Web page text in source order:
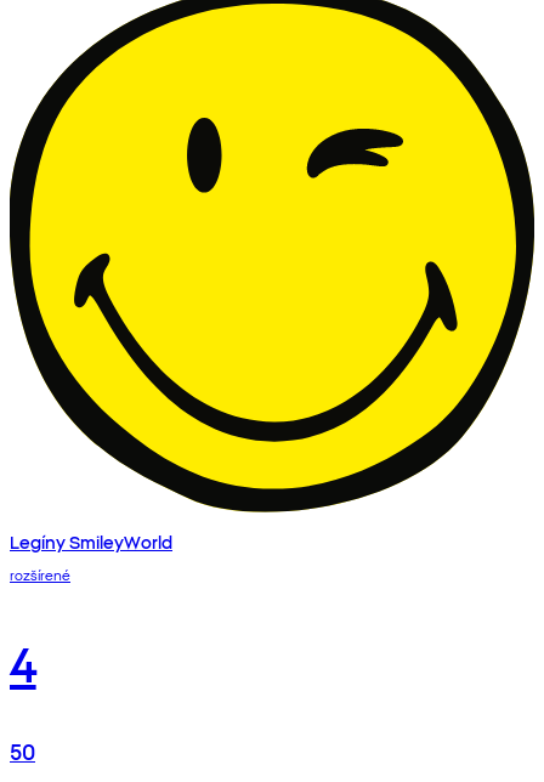
Legíny SmileyWorld
rozšírené
4
50